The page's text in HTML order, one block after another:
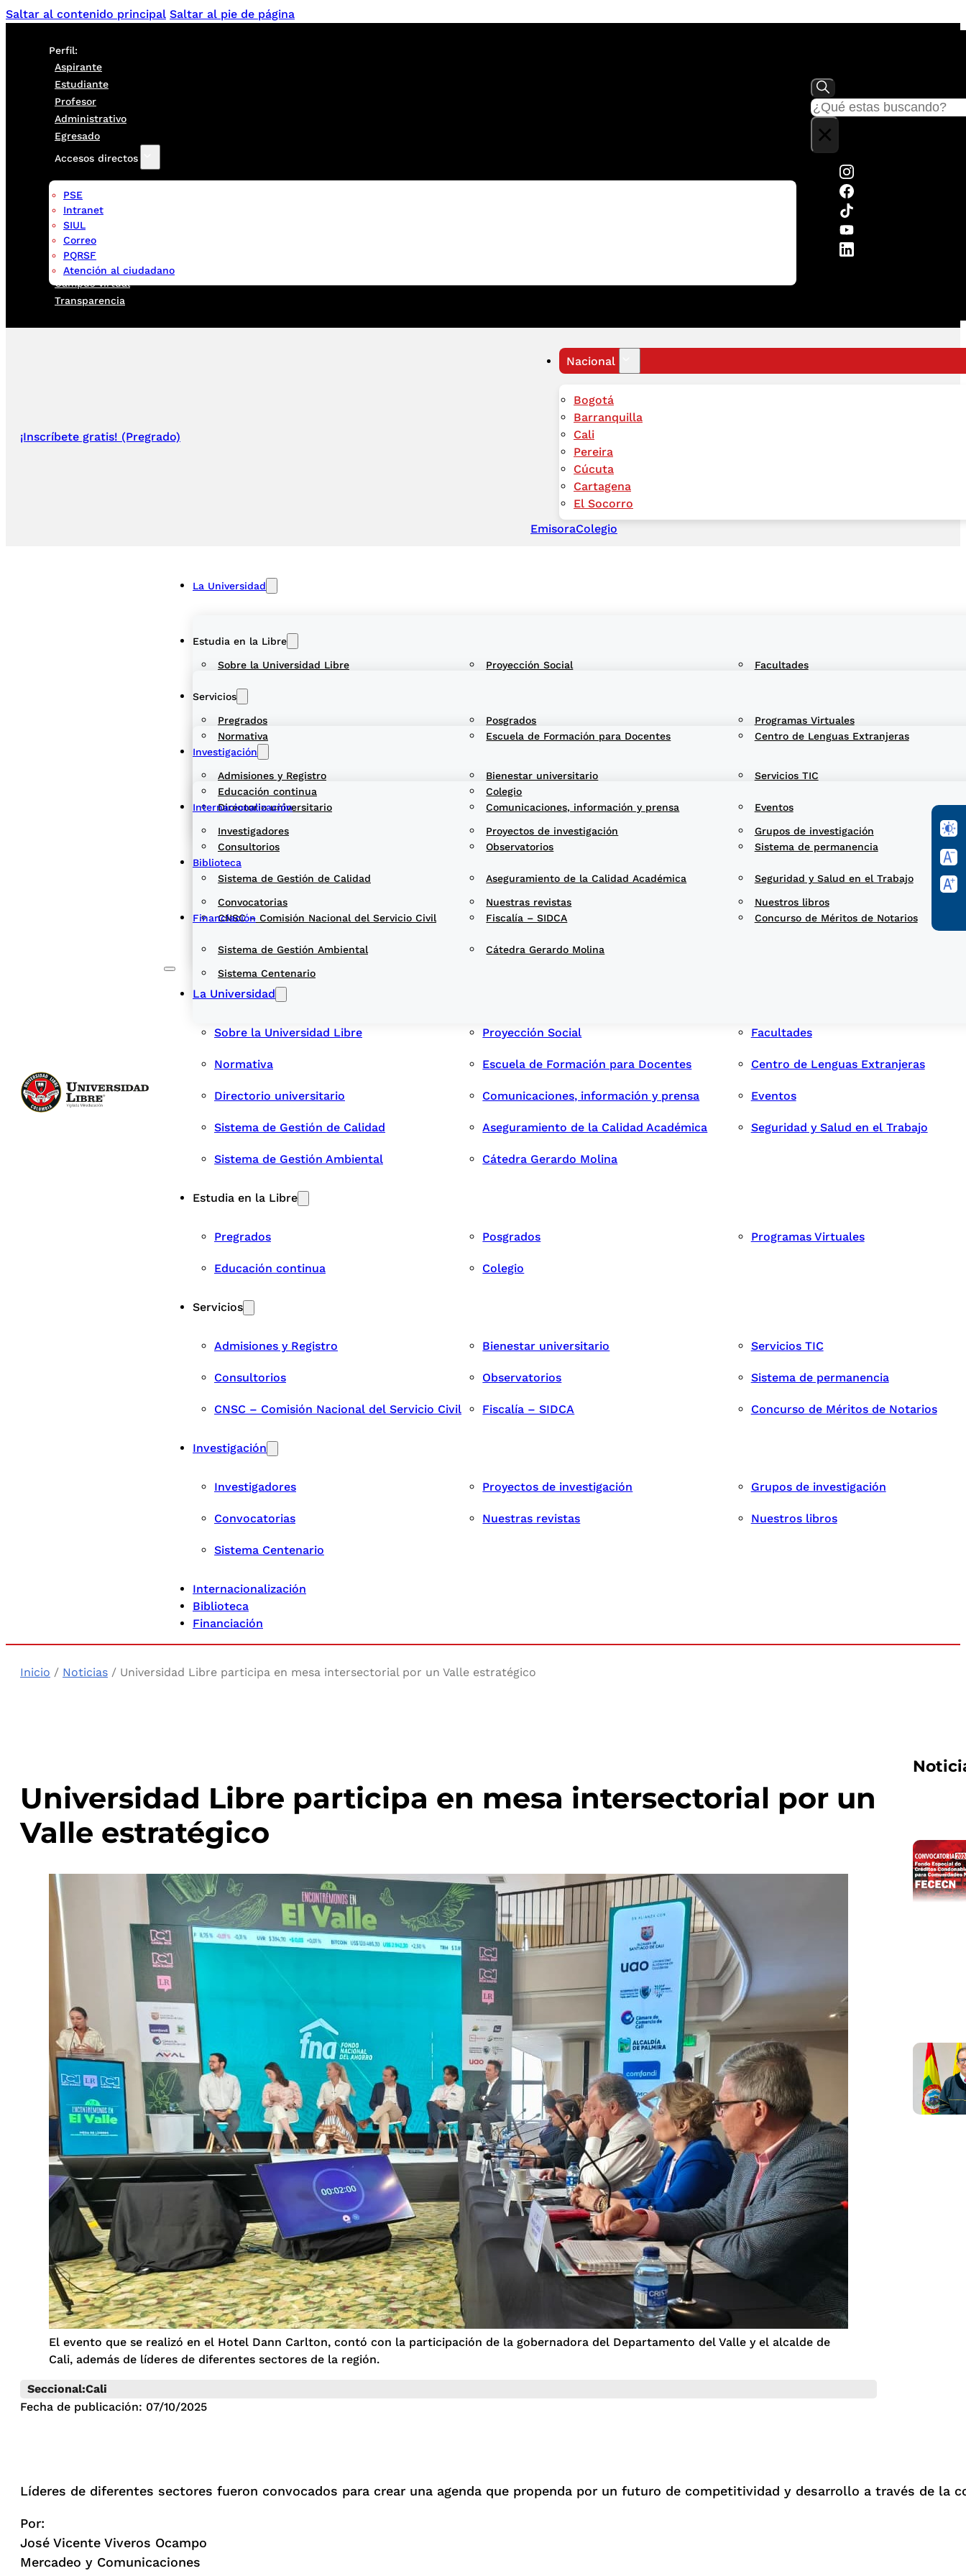
Saltar al contenido principal Saltar al pie de página
Perfil:
Aspirante
Estudiante
Profesor
Administrativo
Egresado
Accesos directos
PSE
Intranet
SIUL
Correo
PQRSF
Atención al ciudadano
Campus virtual
Transparencia
Buscar
×
¡Inscríbete gratis! (Pregrado)
Nacional
Bogotá
Barranquilla
Cali
Pereira
Cúcuta
Cartagena
El Socorro
EmisoraColegio
La Universidad
Sobre la Universidad Libre Proyección Social Facultades
Normativa Escuela de Formación para Docentes Centro de Lenguas Extranjeras
Directorio universitario Comunicaciones, información y prensa Eventos
Sistema de Gestión de Calidad Aseguramiento de la Calidad Académica Seguridad y Salud en el Trabajo
Sistema de Gestión Ambiental Cátedra Gerardo Molina
Estudia en la Libre
Pregrados Posgrados Programas Virtuales
Educación continua Colegio
Servicios
Admisiones y Registro Bienestar universitario Servicios TIC
Consultorios Observatorios Sistema de permanencia
CNSC – Comisión Nacional del Servicio Civil Fiscalía – SIDCA Concurso de Méritos de Notarios
Investigación
Investigadores Proyectos de investigación Grupos de investigación
Convocatorias Nuestras revistas Nuestros libros
Sistema Centenario
Internacionalización
Biblioteca
Financiación
La Universidad
Sobre la Universidad Libre Proyección Social Facultades
Normativa Escuela de Formación para Docentes Centro de Lenguas Extranjeras
Directorio universitario Comunicaciones, información y prensa Eventos
Sistema de Gestión de Calidad Aseguramiento de la Calidad Académica Seguridad y Salud en el Trabajo
Sistema de Gestión Ambiental Cátedra Gerardo Molina
Estudia en la Libre
Pregrados Posgrados Programas Virtuales
Educación continua Colegio
Servicios
Admisiones y Registro Bienestar universitario Servicios TIC
Consultorios Observatorios Sistema de permanencia
CNSC – Comisión Nacional del Servicio Civil Fiscalía – SIDCA Concurso de Méritos de Notarios
Investigación
Investigadores Proyectos de investigación Grupos de investigación
Convocatorias Nuestras revistas Nuestros libros
Sistema Centenario
Internacionalización
Biblioteca
Financiación
Inicio / Noticias / Universidad Libre participa en mesa intersectorial por un Valle estratégico
Universidad Libre participa en mesa intersectorial por un
Valle estratégico
El evento que se realizó en el Hotel Dann Carlton, contó con la participación de la gobernadora del Departamento del Valle y el alcalde de
Cali, además de líderes de diferentes sectores de la región.
Seccional:Cali
Fecha de publicación: 07/10/2025
Líderes de diferentes sectores fueron convocados para crear una agenda que propenda por un futuro de competitividad y desarrollo a través de la
Por:
José Vicente Viveros Ocampo
Mercadeo y Comunicaciones